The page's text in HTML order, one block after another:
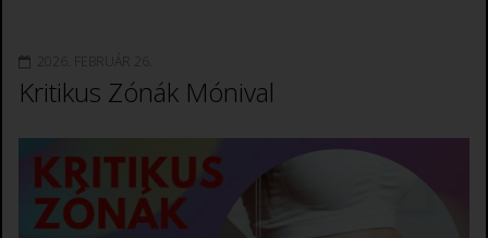
2026. FEBRUÁR 26.
Kritikus Zónák Mónival